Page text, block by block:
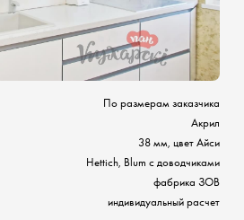
По размерам заказчика
Акрил
38 мм, цвет Айси
Hettich, Blum с доводчиками
фабрика ЗОВ
индивидуальный расчет